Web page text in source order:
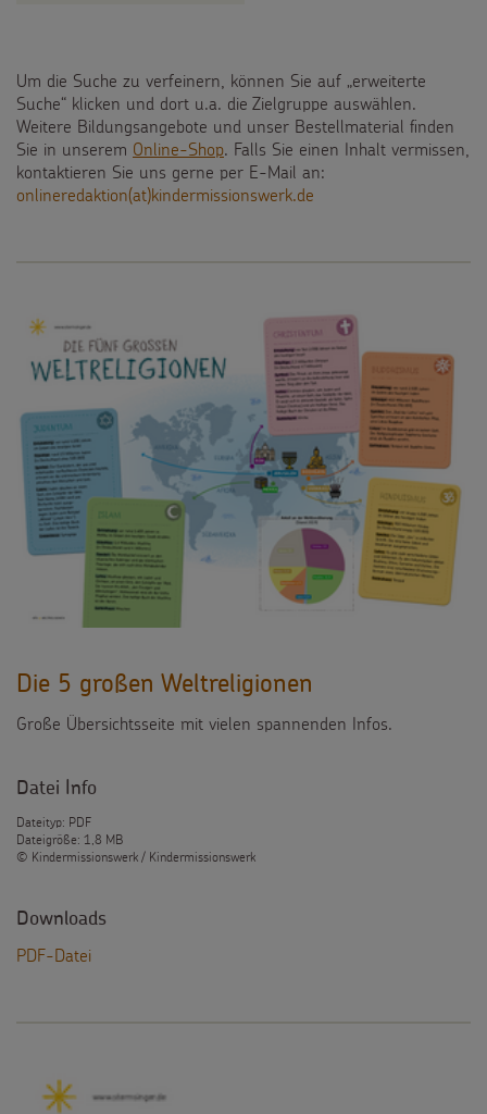
Kinderarbeit
Behinderung
Grundsätze der Projektarbeit
Weihnachten Weltweit
Basteln & Aktionen
Gottesdienstbausteine
Spendenmöglichkeiten
Unternehmensspenden
Sternsinger-Stiftung
Zinsen den Kindern
Vereine und Initiativen
Sternsingerspenden gezielt einsetzen
Testamentsspende
FAQ Spenden
Videos
Sternsinger-Steckbrief
Presse
Kontakt
Um die Suche zu verfeinern, können Sie auf „erweiterte
Suche“ klicken und dort u.a. die Zielgruppe auswählen.
Weitere Bildungsangebote und unser Bestellmaterial finden
Sie in unserem Online-Shop. Falls Sie einen Inhalt vermissen,
kontaktieren Sie uns gerne per E-Mail an:
onlineredaktion(at)kindermissionswerk.de
Die 5 großen Weltreligionen
Große Übersichtsseite mit vielen spannenden Infos.
Datei Info
Dateityp: PDF
Dateigröße: 1,8 MB
© Kindermissionswerk / Kindermissionswerk
Downloads
PDF-Datei